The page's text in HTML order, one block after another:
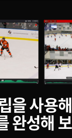
을 사용해
완성해